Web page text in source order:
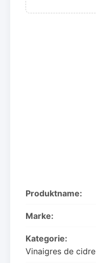
Produktname:
Marke:
Kategorie:
Vinaigres de cidre